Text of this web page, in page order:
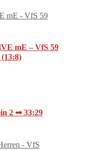
mE – VfS 59
2 ➟ 33:29